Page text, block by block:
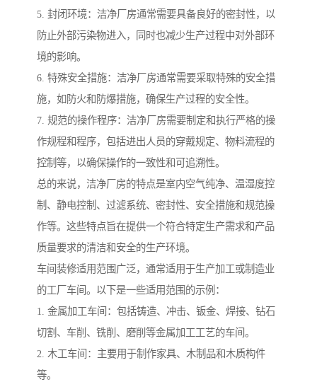
5. 封闭环境：洁净厂房通常需要具备良好的密封性，以
防止外部污染物进入，同时也减少生产过程中对外部环
境的影响。
6. 特殊安全措施：洁净厂房通常需要采取特殊的安全措
施，如防火和防爆措施，确保生产过程的安全性。
7. 规范的操作程序：洁净厂房需要制定和执行严格的操
作规程和程序，包括进出人员的穿戴规定、物料流程的
控制等，以确保操作的一致性和可追溯性。
总的来说，洁净厂房的特点是室内空气纯净、温湿度控
制、静电控制、过滤系统、密封性、安全措施和规范操
作等。这些特点旨在提供一个符合特定生产需求和产品
质量要求的清洁和安全的生产环境。
车间装修适用范围广泛，通常适用于生产加工或制造业
的工厂车间。以下是一些适用范围的示例：
1. 金属加工车间：包括铸造、冲击、钣金、焊接、钻石
切割、车削、铣削、磨削等金属加工工艺的车间。
2. 木工车间：主要用于制作家具、木制品和木质构件
等。